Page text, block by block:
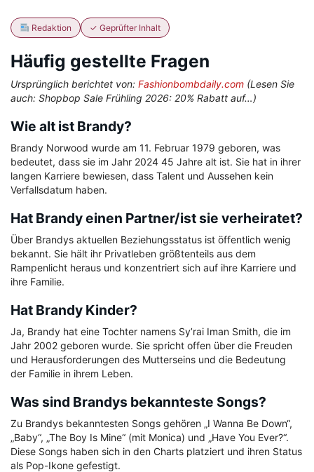
Redaktion ✓ Geprüfter Inhalt
Häufig gestellte Fragen
Ursprünglich berichtet von: Fashionbombdaily.com (Lesen Sie
auch: Shopbop Sale Frühling 2026: 20% Rabatt auf…)
Wie alt ist Brandy?
Brandy Norwood wurde am 11. Februar 1979 geboren, was
bedeutet, dass sie im Jahr 2024 45 Jahre alt ist. Sie hat in ihrer
langen Karriere bewiesen, dass Talent und Aussehen kein
Verfallsdatum haben.
Hat Brandy einen Partner/ist sie verheiratet?
Über Brandys aktuellen Beziehungsstatus ist öffentlich wenig
bekannt. Sie hält ihr Privatleben größtenteils aus dem
Rampenlicht heraus und konzentriert sich auf ihre Karriere und
ihre Familie.
Hat Brandy Kinder?
Ja, Brandy hat eine Tochter namens Sy’rai Iman Smith, die im
Jahr 2002 geboren wurde. Sie spricht offen über die Freuden
und Herausforderungen des Mutterseins und die Bedeutung
der Familie in ihrem Leben.
Was sind Brandys bekannteste Songs?
Zu Brandys bekanntesten Songs gehören „I Wanna Be Down“,
„Baby“, „The Boy Is Mine“ (mit Monica) und „Have You Ever?“.
Diese Songs haben sich in den Charts platziert und ihren Status
als Pop-Ikone gefestigt.